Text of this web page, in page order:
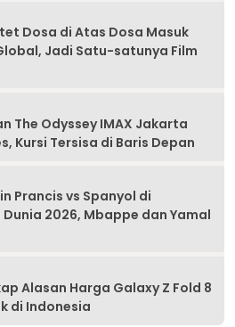
Dosa di Atas Dosa Masuk
Jadi Satu-satunya Film
The Odyssey IMAX Jakarta
Kursi Tersisa di Baris Depan
Prancis vs Spanyol di
2026, Mbappe dan Yamal
Alasan Harga Galaxy Z Fold 8
di Indonesia